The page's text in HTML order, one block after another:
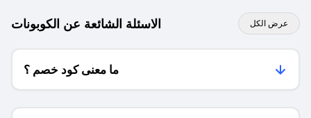
الاسئلة الشائعة عن الكوبونات عرض الكل
ما معنى كود خصم ؟